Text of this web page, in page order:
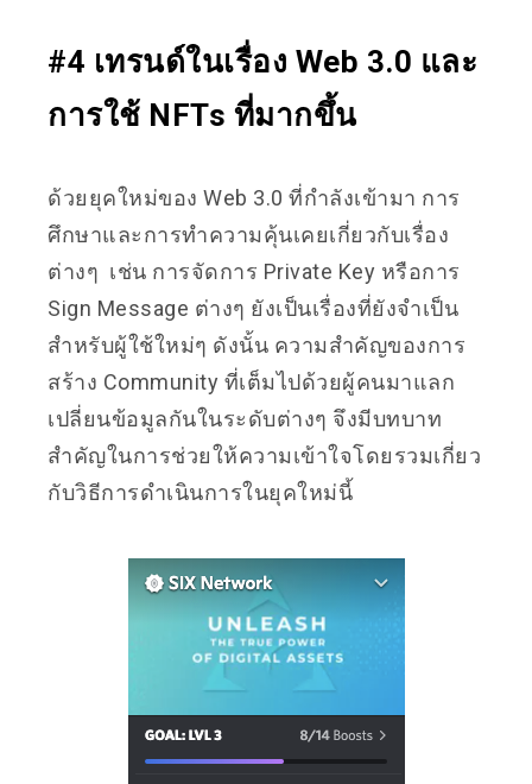
#4 เทรนด์ในเรื่อง Web 3.0 และ
การใช้ NFTs ที่มากขึ้น
ด้วยยุคใหม่ของ Web 3.0 ที่กำลังเข้ามา การ
ศึกษาและการทำความคุ้นเคยเกี่ยวกับเรื่อง
ต่างๆ เช่น การจัดการ Private Key หรือการ
Sign Message ต่างๆ ยังเป็นเรื่องที่ยังจำเป็น
สำหรับผู้ใช้ใหม่ๆ ดังนั้น ความสำคัญของการ
สร้าง Community ที่เต็มไปด้วยผู้คนมาแลก
เปลี่ยนข้อมูลกันในระดับต่างๆ จึงมีบทบาท
สำคัญในการช่วยให้ความเข้าใจโดยรวมเกี่ยว
กับวิธีการดำเนินการในยุคใหม่นี้